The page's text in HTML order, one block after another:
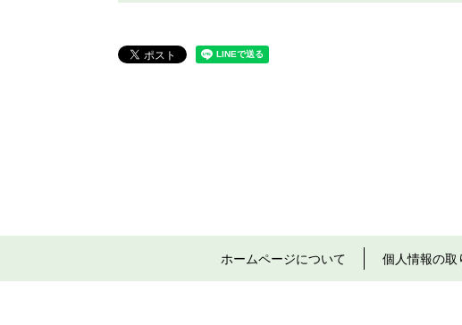
ホームページについて 個人情報の取